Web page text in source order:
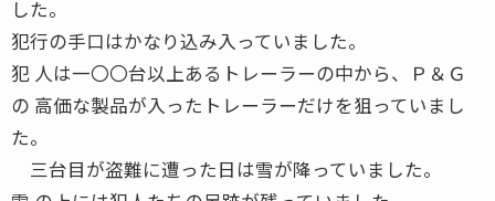
した。
犯行の手口はかなり込み入っていました。
犯 人は一〇〇台以上あるトレーラーの中から、Ｐ＆Ｇ
の 高価な製品が入ったトレーラーだけを狙っていまし
た。
三台目が盗難に遭った日は雪が降っていました。